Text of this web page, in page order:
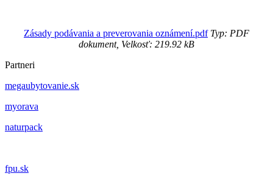
Zásady podávania a preverovania oznámení.pdfTyp: PDF
dokument, Velkosť: 219.92 kB
Partneri
megaubytovanie.sk
myorava
naturpack
fpu.sk